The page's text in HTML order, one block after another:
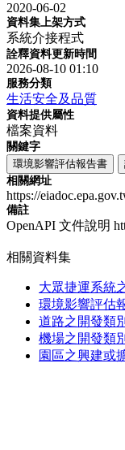
2020-06-02
資料集上架方式
系統介接程式
詮釋資料更新時間
2026-08-10 01:10
服務分類
生活安全及品質
資料提供屬性
檔案資料
關鍵字
環境影響評估報告書
相關網址
https://
備註
OpenAPI 文件說明
相關資料集
大眾捷運系統
環境影響評估
道路之開發類
機場之開發類
園區之興建或